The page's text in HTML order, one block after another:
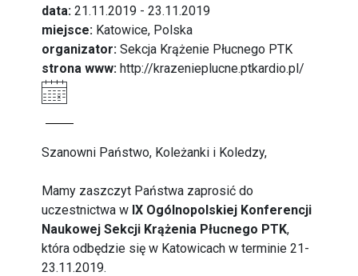
data: 21.11.2019 - 23.11.2019
miejsce: Katowice, Polska
organizator: Sekcja Krążenie Płucnego PTK
strona www: http://krazenieplucne.ptkardio.pl/
Szanowni Państwo, Koleżanki i Koledzy,
Mamy zaszczyt Państwa zaprosić do
uczestnictwa w IX Ogólnopolskiej Konferencji
Naukowej Sekcji Krążenia Płucnego PTK,
która odbędzie się w Katowicach w terminie 21-
23.11.2019.